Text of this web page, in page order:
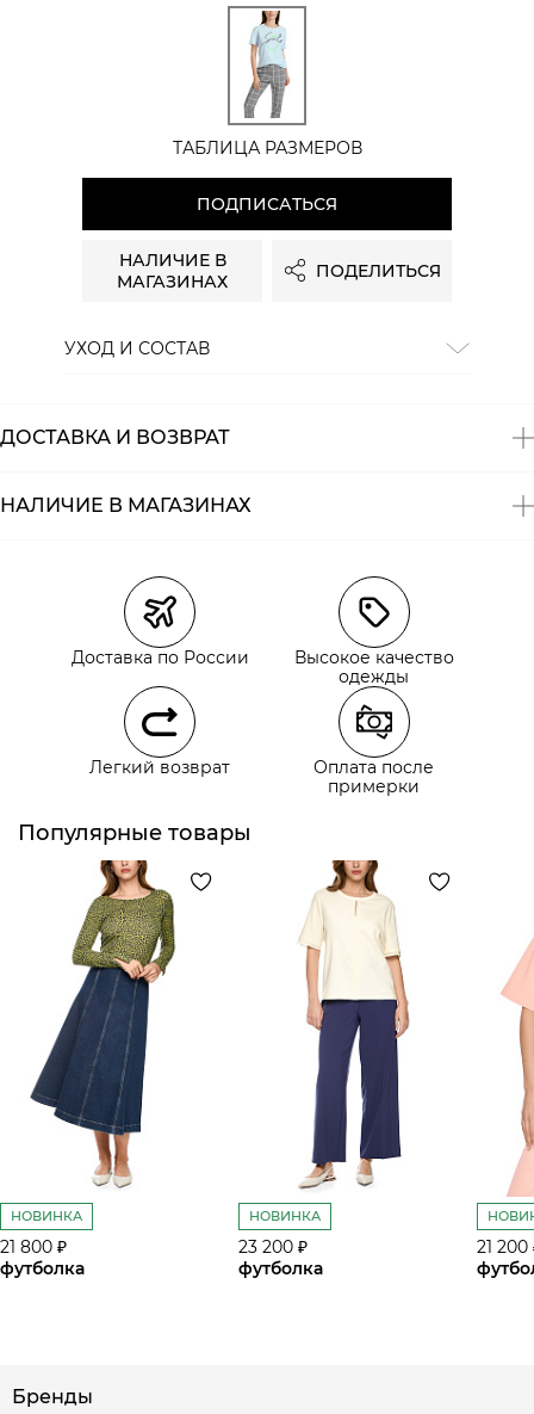
ТАБЛИЦА РАЗМЕРОВ
ПОДПИСАТЬСЯ
НАЛИЧИЕ В
МАГАЗИНАХ
ПОДЕЛИТЬСЯ
УХОД И СОСТАВ
ДОСТАВКА И ВОЗВРАТ
Курьерская доставка СДЭК
Самовывоз из пункта выдачи СДЭК
Самовывоз из наших магазинов
Самовывоз из пункта выдачи СДЭК
НАЛИЧИЕ В МАГАЗИНАХ
Доставка по России
Высокое качество
одежды
Легкий возврат
Оплата после
примерки
Популярные товары
НОВИНКА
21 800 ₽
футболка
НОВИНКА
23 200 ₽
футболка
21 200
Бренды